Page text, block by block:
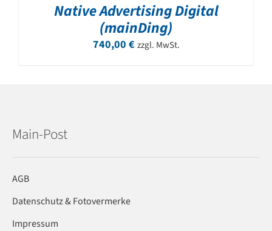
Native Advertising Digital
(mainDing)
740,00 € zzgl. MwSt.
Main-Post
AGB
Datenschutz & Fotovermerke
Impressum